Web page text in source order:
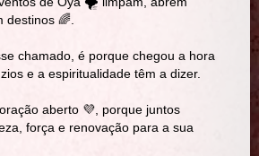
destinos 🌈.
chamado, é porque chegou a hora
e a espiritualidade têm a dizer.
aberto 💜, porque juntos
força e renovação para a sua